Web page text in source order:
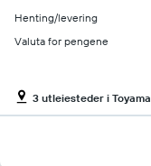
Henting/levering
Valuta for pengene
3 utleiesteder i Toyama